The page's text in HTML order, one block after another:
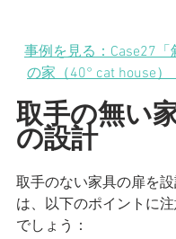
事例を見る：Case27
の家（40° cat house
取手の無い
の設計
取手のない家具の扉を
は、以下のポイントに
でしょう：